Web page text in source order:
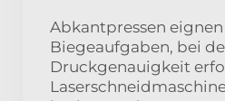
Abkantpressen
Biegeaufgaben, bei
Druckgenauigkeit